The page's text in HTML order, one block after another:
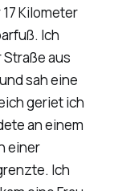
Kilometer
Ich
aus
sah eine
geriet ich
an einem
einer
Ich